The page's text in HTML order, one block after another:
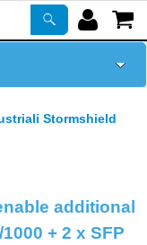
Stormshield
additional
+ 2 x SFP